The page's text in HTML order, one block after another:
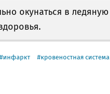
окунаться в
инфаркт кровеностная система